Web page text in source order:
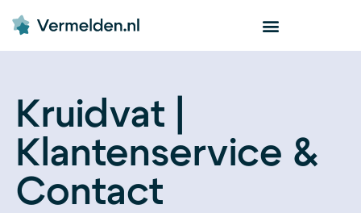
Kruidvat |
Klantenservice &
Contact